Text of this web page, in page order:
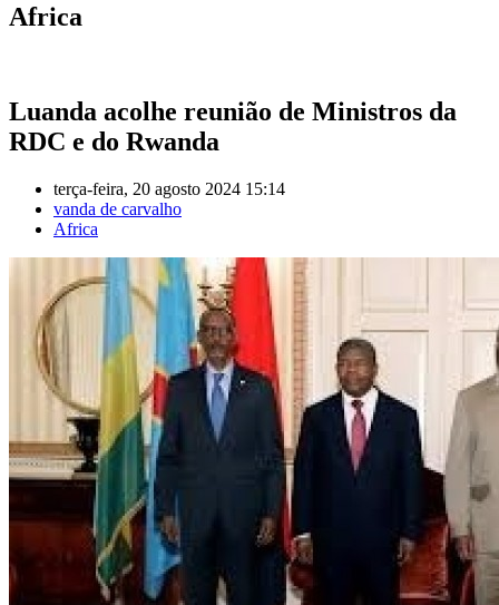
Africa
Luanda acolhe reunião de Ministros da
RDC e do Rwanda
terça-feira, 20 agosto 2024 15:14
vanda de carvalho
Africa